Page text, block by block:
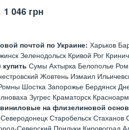
1 046грн
почтой по Украине: Харьков
Зеленодольск Кривой Рог
купить Сумы Ахтырка Белополье
Жовтень Измаил
Шостка Запорожье Бердянск
Зугрес Краматорск
на флизелиновой
Старобельск
Северский Прилуки Кировоград